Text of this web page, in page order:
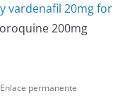
vardenafil 20mg for
200mg
Enlace permanente